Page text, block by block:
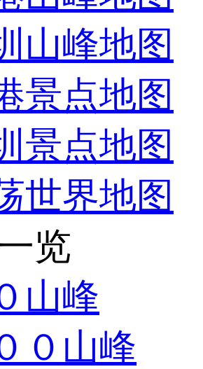
山峰地图
景点地图
景点地图
世界地图
览
山峰
０山峰